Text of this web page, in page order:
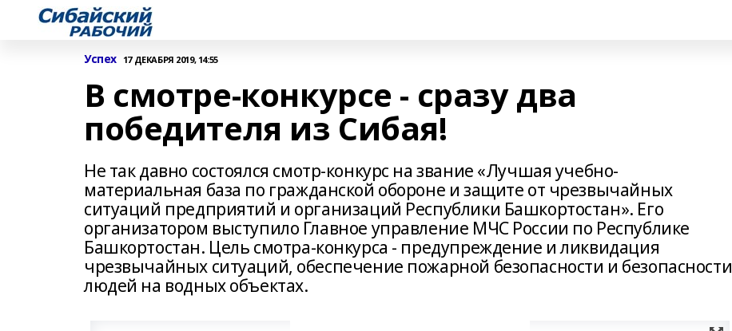
Успех 17 ДЕКАБРЯ 2019, 14:55
В смотре-конкурсе - сразу два
победителя из Сибая!
Не так давно состоялся смотр-конкурс на звание «Лучшая учебно-
материальная база по гражданской обороне и защите от чрезвычайных
ситуаций предприятий и организаций Республики Башкортостан». Его
организатором выступило Главное управление МЧС России по Республике
Башкортостан. Цель смотра-конкурса - предупреждение и ликвидация
чрезвычайных ситуаций, обеспечение пожарной безопасности и безопасности
людей на водных объектах.